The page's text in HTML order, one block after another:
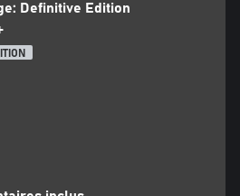
Definitive Edition